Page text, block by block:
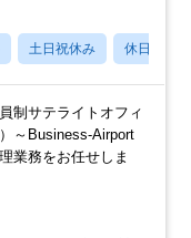
土日祝休み 休日120日
制サテライトオフィ
～Business-Airport
業務をお任せしま